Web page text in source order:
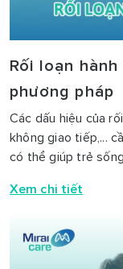
Rối loạn
phương pháp
Các dấu hiệu của
không giao tiếp,...
có thể giúp trẻ
Xem chi tiết